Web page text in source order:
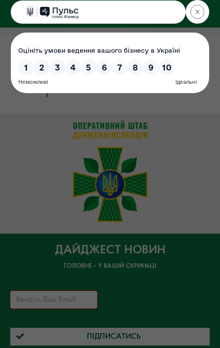
ДЕРЖЕКОІНСПЕКЦІЯ
у Закарпатській області
07.12.2020
Документ
#перевірки #план #план_перевірок_2021
ДАЙДЖЕСТ НОВИН
ГОЛОВНЕ – У ВАШІЙ СКРИНЬЦІ
ПІДПИСАТИСЬ